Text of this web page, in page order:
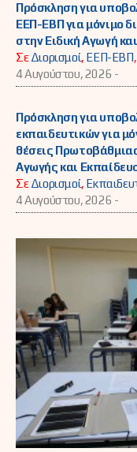
Πρόσκληση για
ΕΕΠ-ΕΒΠ για μόνιμο
στην Ειδική Αγωγή
ΣεΔιορισμοί, ΕΕΠ-ΕΒΠ,
4 Αυγούστου, 2026 -
Πρόσκληση για
εκπαιδευτικών για
θέσεις
Αγωγής και
ΣεΔιορισμοί,
4 Αυγούστου, 2026 -